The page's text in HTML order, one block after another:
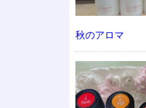
秋のアロマ